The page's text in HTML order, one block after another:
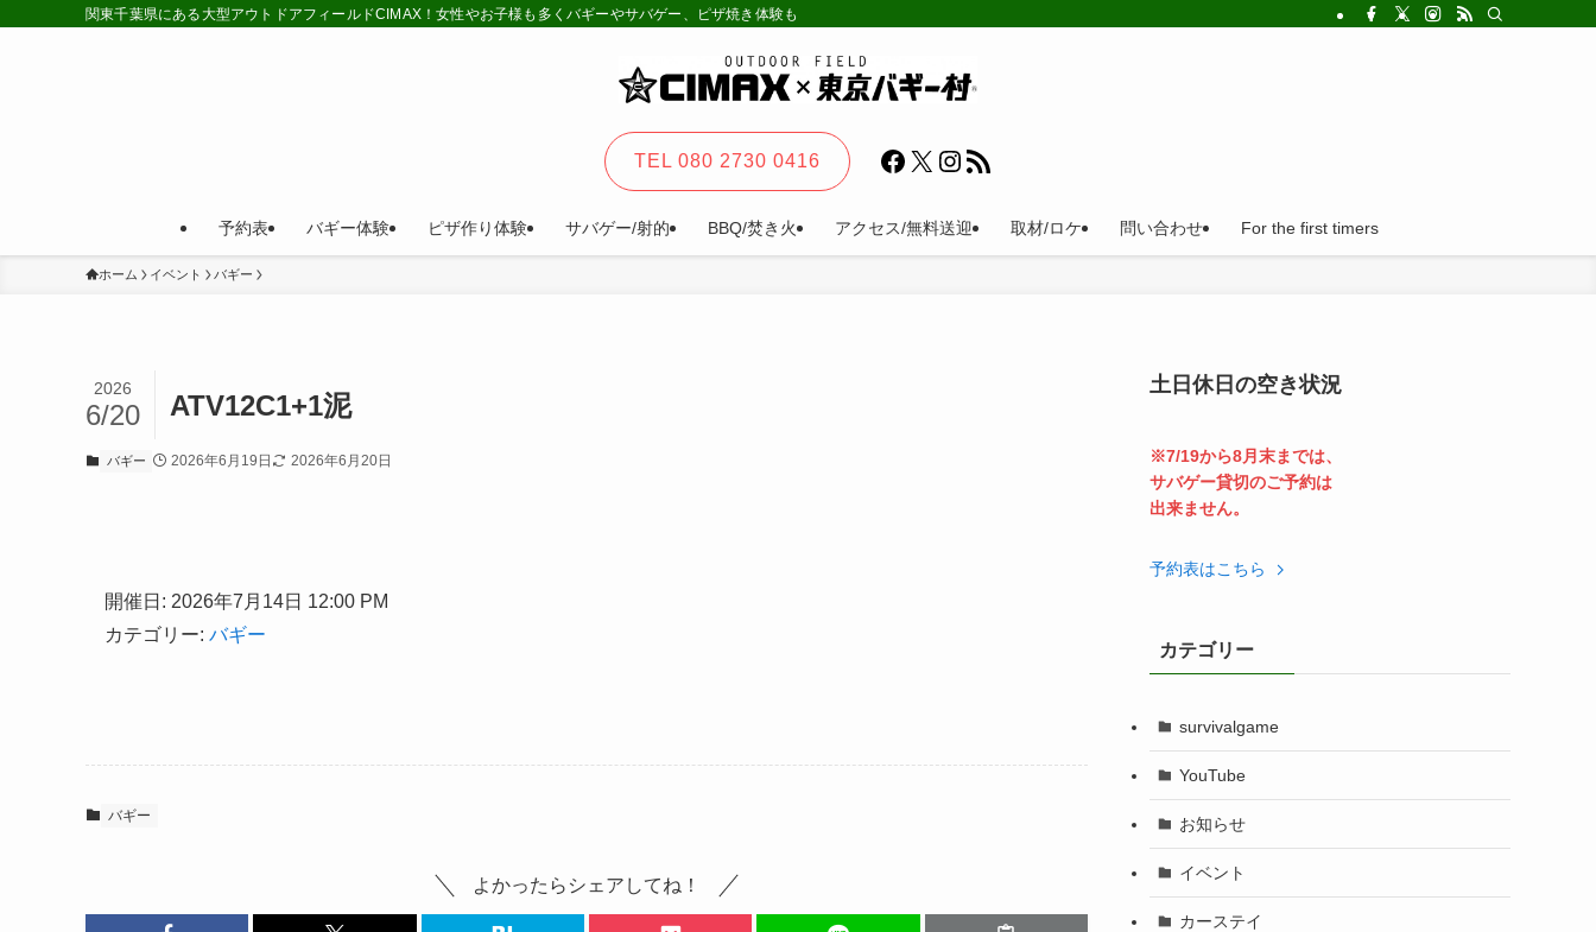
関東千葉県にある大型アウトドアフィールドCIMAX！女性やお子様も多くバギーやサバゲー、ピザ焼き体験も。カーステイ、キャンプ等一日楽しめる!法人の福利厚生利用にとても便利。
予約表 バギー体験 ピザ作り体験 サバゲー/射的 BBQ/焚き火 アクセス/無料送迎 取材/ロケ 問い合わせ For the first timers
TEL 080 2730 0416 Facebook
X Instagram
RSS フィード
ホーム イベント バギー
ATV12C1+1泥
2026
6/20
バギー 2026年6月19日 2026年6月20日
開催日: 2026年7月14日 12:00 PM
カテゴリー: バギー
バギー
よかったらシェアしてね！
土日休日の空き状況
※7/19から8月末までは、
サバゲー貸切のご予約は
出来ません。
予約表はこちら
カテゴリー
survivalgame
YouTube
お知らせ
イベント
カーステイ